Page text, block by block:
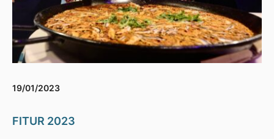
19/01/2023
FITUR 2023